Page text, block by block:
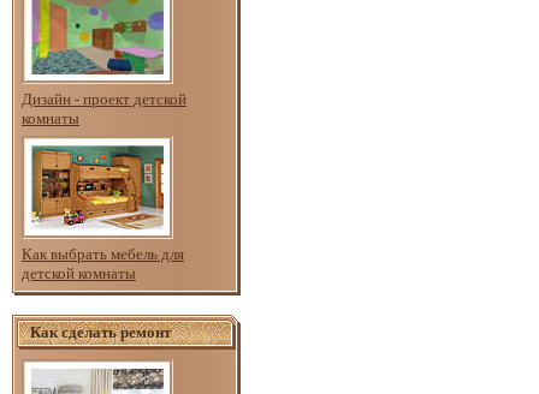
Дизайн - проект детской
комнаты
Как выбрать мебель для
детской комнаты
Как сделать ремонт